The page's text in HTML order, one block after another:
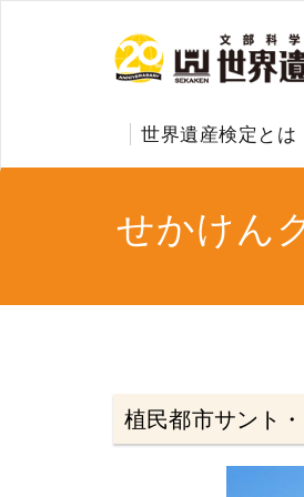
世界遺産検定とは
せかけん
植民都市サント